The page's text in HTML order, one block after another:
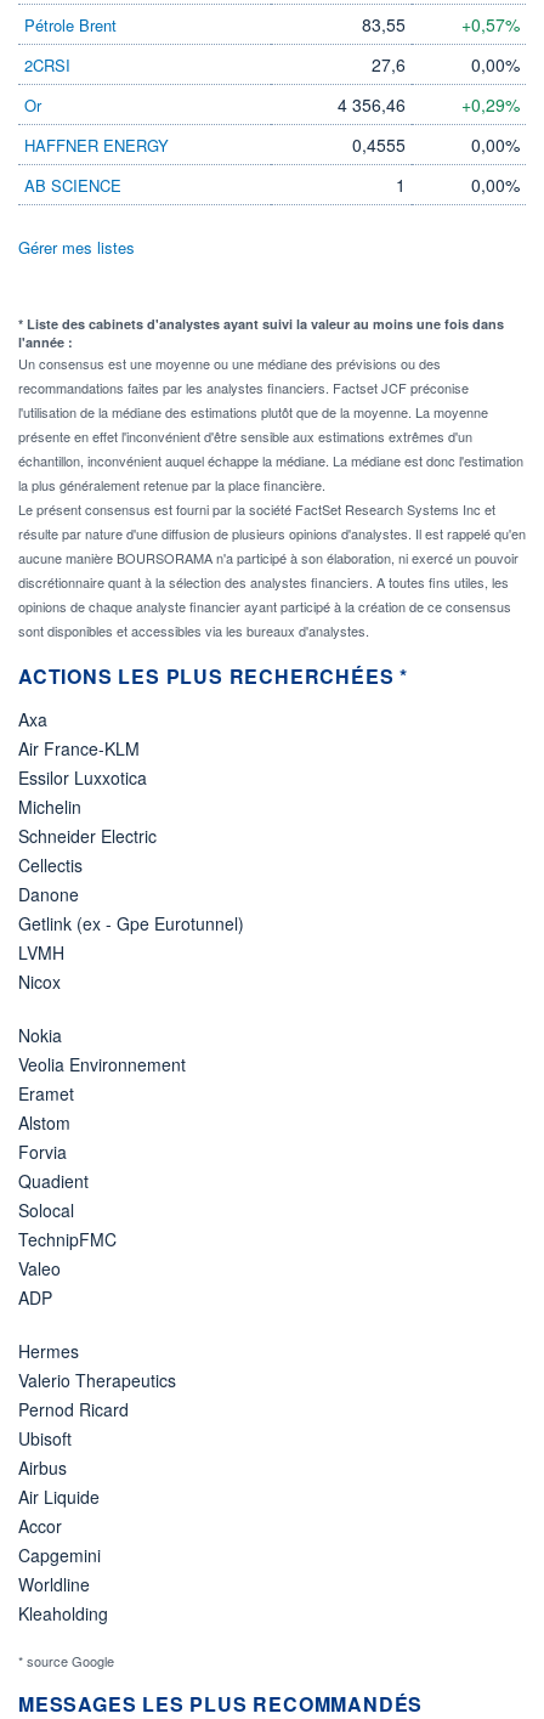
Pétrole Brent 83,55 +0,57%
2CRSI 27,6 0,00%
Or 4 356,46 +0,29%
HAFFNER ENERGY 0,4555 0,00%
AB SCIENCE 1 0,00%
Gérer mes listes
* Liste des cabinets d'analystes ayant suivi la valeur au moins une fois dans
l'année :
Un consensus est une moyenne ou une médiane des prévisions ou des
recommandations faites par les analystes financiers. Factset JCF préconise
l'utilisation de la médiane des estimations plutôt que de la moyenne. La moyenne
présente en effet l'inconvénient d'être sensible aux estimations extrêmes d'un
échantillon, inconvénient auquel échappe la médiane. La médiane est donc l'estimation
la plus généralement retenue par la place financière.
Le présent consensus est fourni par la société FactSet Research Systems Inc et
résulte par nature d'une diffusion de plusieurs opinions d'analystes. Il est rappelé qu'en
aucune manière BOURSORAMA n'a participé à son élaboration, ni exercé un pouvoir
discrétionnaire quant à la sélection des analystes financiers. A toutes fins utiles, les
opinions de chaque analyste financier ayant participé à la création de ce consensus
sont disponibles et accessibles via les bureaux d'analystes.
ACTIONS LES PLUS RECHERCHÉES *
Axa
Air France-KLM
Essilor Luxxotica
Michelin
Schneider Electric
Cellectis
Danone
Getlink (ex - Gpe Eurotunnel)
LVMH
Nicox
Nokia
Veolia Environnement
Eramet
Alstom
Forvia
Quadient
Solocal
TechnipFMC
Valeo
ADP
Hermes
Valerio Therapeutics
Pernod Ricard
Ubisoft
Airbus
Air Liquide
Accor
Capgemini
Worldline
Kleaholding
* source Google
MESSAGES LES PLUS RECOMMANDÉS